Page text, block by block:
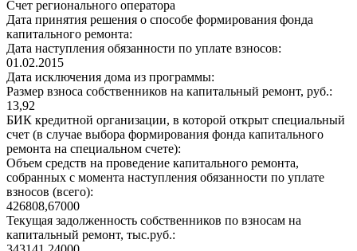
Счет регионального оператора
Дата принятия решения о способе формирования фонда
капитального ремонта:
Дата наступления обязанности по уплате взносов:
01.02.2015
Дата исключения дома из программы:
Размер взноса собственников на капитальный ремонт, руб.:
13,92
БИК кредитной организации, в которой открыт специальный
счет (в случае выбора формирования фонда капитального
ремонта на специальном счете):
Объем средств на проведение капитального ремонта,
собранных с момента наступления обязанности по уплате
взносов (всего):
426808,67000
Текущая задолженность собственников по взносам на
капитальный ремонт, тыс.руб.: